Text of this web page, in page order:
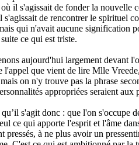
il s'agissait de fonder la nouvelle
s'agissait de rencontrer le spirituel
qui n'avait aucune signification
ce qui est triste.
aujourd'hui largement devant
l'appel que vient de lire Mlle
on n'y trouve pas la phrase
appropriées seraient aux
qu’il s'agit donc : que l'on s'occupe
ce qui apporte l'esprit et l'âme
pressés, à ne plus avoir un